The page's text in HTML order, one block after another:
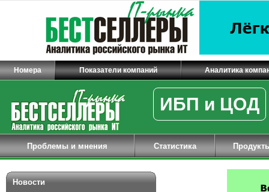
Номера Показатели компаний Аналитика
ИБП и ЦОД
Проблемы и мнения Статистика
Новости